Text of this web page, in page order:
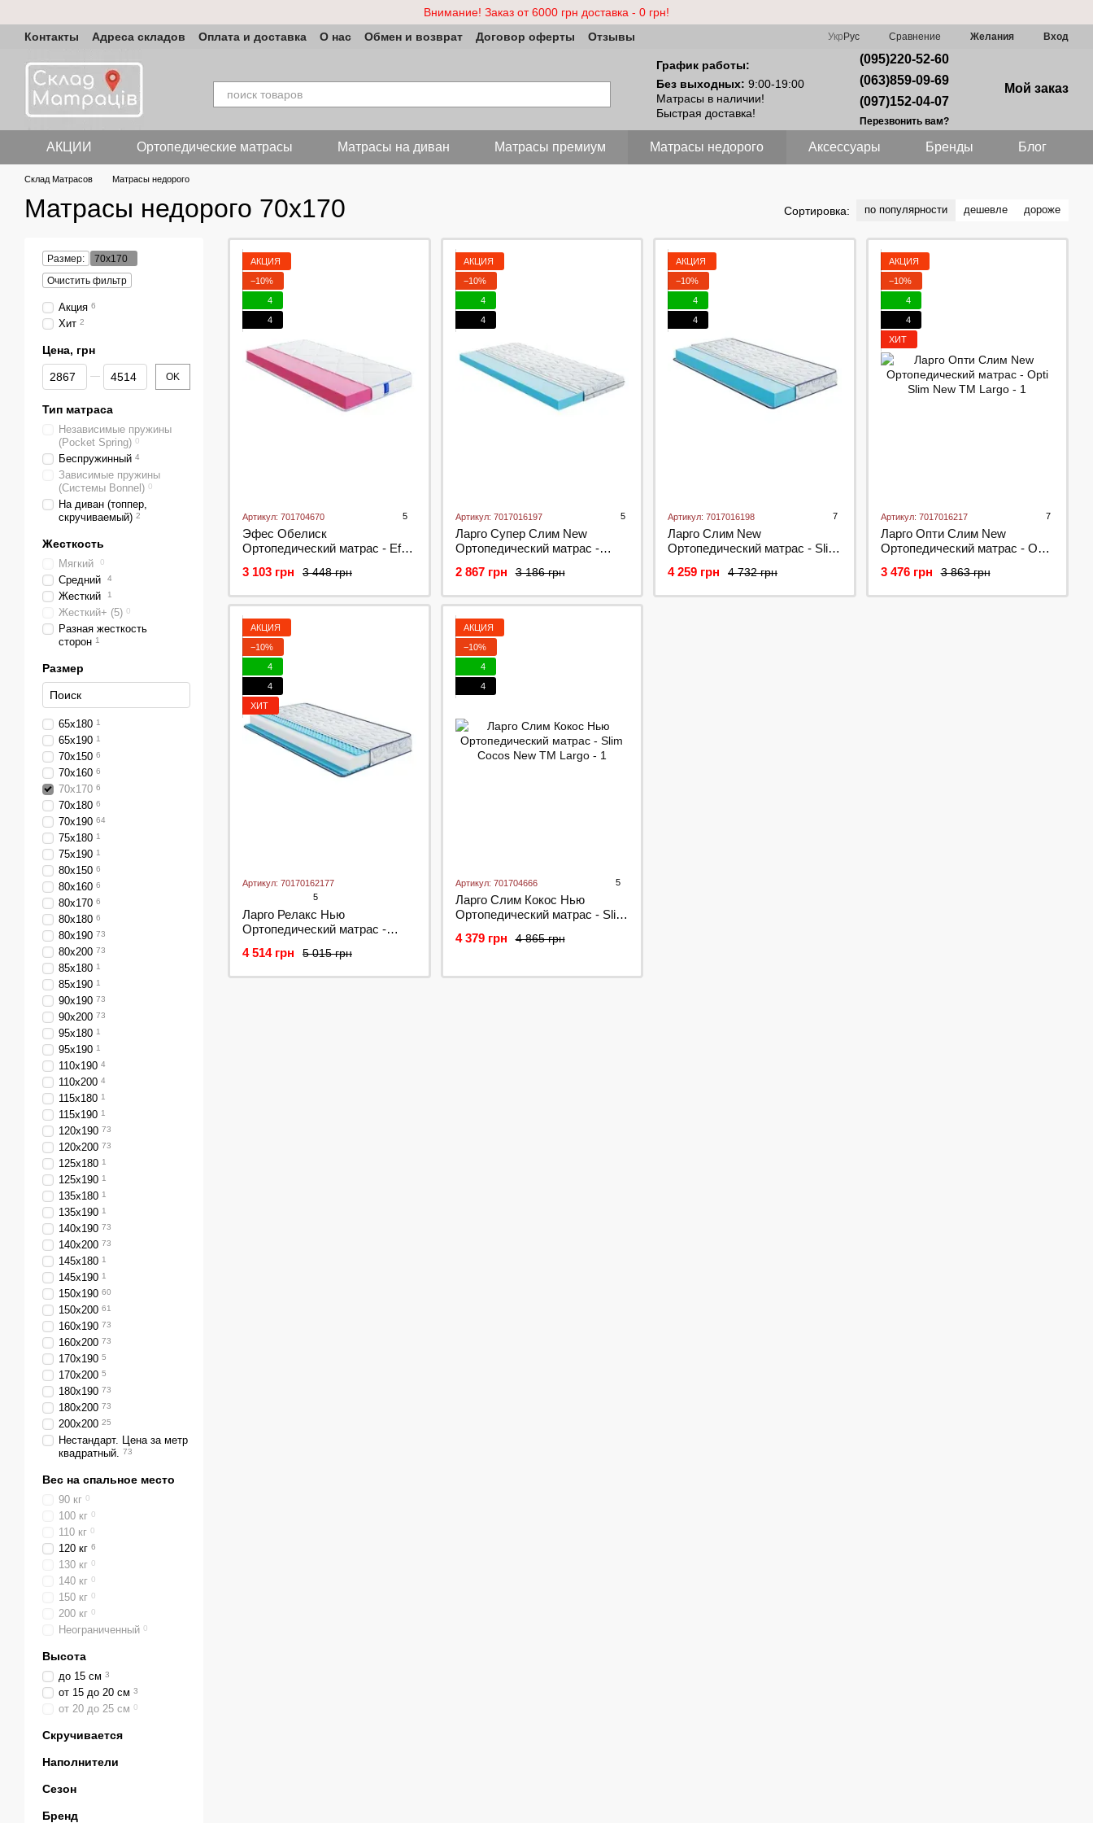
Внимание! Заказ от 6000 грн доставка - 0 грн!
Контакты
Адреса складов Оплата и доставка О нас Обмен и возврат Договор оферты Отзывы Укр Рус Сравнение Желания Вход
График работы:
Без выходных: 9:00-19:00
Матрасы в наличии!
Быстрая доставка!
(095)220-52-60
(063)859-09-69
(097)152-04-07
Перезвонить вам?
Мой заказ
АКЦИИ Ортопедические матрасы Матрасы на диван Матраcы премиум Матрасы недорого Аксессуары Бренды Блог
Склад Матрасов Матрасы недорого
Матрасы недорого 70х170 Сортировка: по популярности дешевле дороже
АКЦИЯ
−10%
4
4
Артикул: 701704670 5
Эфес Обелиск
Ортопедический матраc - Efes
3 448 грн
3 103 грн
АКЦИЯ
−10%
4
4
Артикул: 7017016197 5
Ларго Супер Слим New
Ортопедический матраc -
3 186 грн
2 867 грн
АКЦИЯ
−10%
4
4
Артикул: 7017016198 7
Ларго Слим New
Ортопедический матраc - Slim
4 732 грн
4 259 грн
АКЦИЯ
−10%
4
4
ХИТ
Артикул: 7017016217 7
Ларго Опти Слим New
Ортопедический матраc - Opti
3 863 грн
3 476 грн
АКЦИЯ
−10%
4
4
ХИТ
Артикул: 70170162177
5
Ларго Релакс Нью
Ортопедический матраc -
5 015 грн
4 514 грн
АКЦИЯ
−10%
4
4
Артикул: 701704666 5
Ларго Слим Кокос Нью
Ортопедический матраc - Slim
4 865 грн
4 379 грн
Размер:
70х170
Очистить фильтр
Акция 6
Хит 2
Цена, грн
От Цена, грн
До Цена, грн OK
Тип матраса
Независимые пружины
(Pocket Spring) 0
Беспружинный 4
Зависимые пружины
(Системы Bonnel) 0
На диван (топпер,
скручиваемый) 2
Жесткость
Мягкий 0
Средний 4
Жесткий 1
Жесткий+ (5) 0
Разная жесткость
сторон 1
Размер
65х180 1
65х190 1
70х150 6
70х160 6
70х170 6
70х180 6
70x190 64
75х180 1
75х190 1
80х150 6
80х160 6
80х170 6
80х180 6
80х190 73
80х200 73
85х180 1
85х190 1
90х190 73
90х200 73
95х180 1
95х190 1
110х190 4
110х200 4
115х180 1
115х190 1
120х190 73
120х200 73
125х180 1
125х190 1
135х180 1
135х190 1
140х190 73
140х200 73
145х180 1
145х190 1
150х190 60
150х200 61
160х190 73
160х200 73
170х190 5
170х200 5
180х190 73
180х200 73
200х200 25
Нестандарт. Цена за метр
квадратный. 73
Вес на спальное место
90 кг 0
100 кг 0
110 кг 0
120 кг 6
130 кг 0
140 кг 0
150 кг 0
200 кг 0
Неограниченный 0
Высота
до 15 см 3
от 15 до 20 см 3
от 20 до 25 см 0
Скручивается
Наполнители
Сезон
Бренд